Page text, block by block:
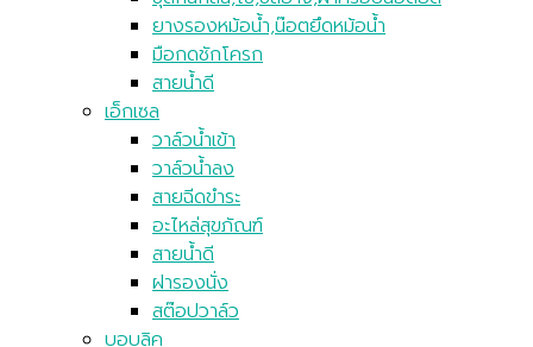
ยางรองหม้อน้ำ,น๊อตยึดหม้อน้ำ
มือกดชักโครก
สายน้ำดี
เอ็กเซล
วาล์วน้ำเข้า
วาล์วน้ำลง
สายฉีดขำระ
อะไหล่สุขภัณฑ์
สายน้ำดี
ฝารองนั่ง
สต๊อปวาล์ว
บอบลิค